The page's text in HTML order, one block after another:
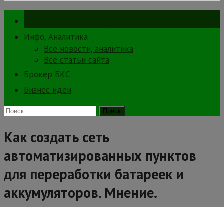
Инфо, Аналитика
Все новости, аналитика
Все статьи сайта
Брокер БКС
Бизнес идеи
Найти:
Как создать сеть
автоматизированных пунктов
для переработки батареек и
аккумуляторов. Мнение.